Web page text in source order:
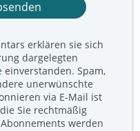
erklären sie sich
dargelegten
einverstanden. Spam,
unerwünschte
via E-Mail ist
Sie rechtmäßig
werden